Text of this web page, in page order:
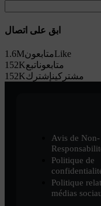
ابق على اتصال
1.6MمتابعونLike
152K
متابعوناتبع
152K
مشتركينإشترك
Avis de Non-
Politique de
Politique
médias